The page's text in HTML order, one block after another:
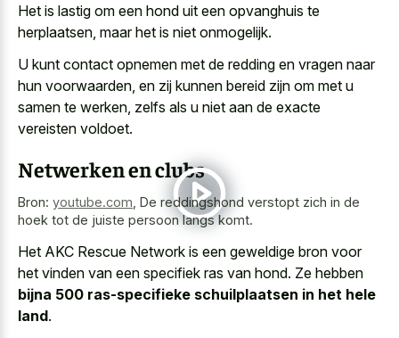
Het is lastig om een hond uit een opvanghuis te
herplaatsen, maar het is niet onmogelijk.
U kunt contact opnemen met de redding en vragen naar
hun voorwaarden, en zij kunnen bereid zijn om met u
samen te werken, zelfs als u niet aan de exacte
vereisten voldoet.
Netwerken en clubs
Bron: youtube.com, De reddingshond verstopt zich in de
hoek tot de juiste persoon langs komt.
Het AKC Rescue Network is een geweldige bron voor
het vinden van een specifiek ras van hond. Ze hebben
bijna 500 ras-specifieke schuilplaatsen in het hele
land.